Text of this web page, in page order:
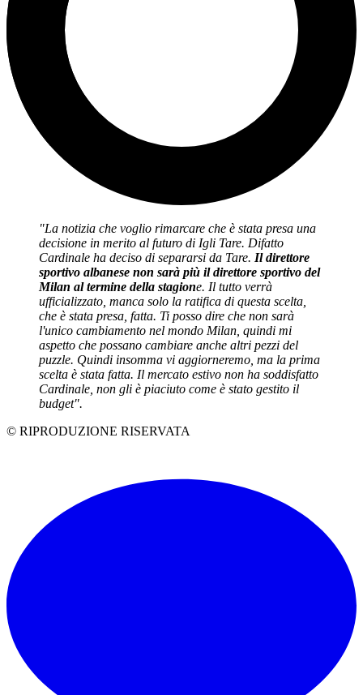
"La notizia che voglio rimarcare che è stata presa una
decisione in merito al futuro di Igli Tare. Difatto
Cardinale ha deciso di separarsi da Tare. Il direttore
sportivo albanese non sarà più il direttore sportivo del
Milan al termine della stagione. Il tutto verrà
ufficializzato, manca solo la ratifica di questa scelta,
che è stata presa, fatta. Ti posso dire che non sarà
l'unico cambiamento nel mondo Milan, quindi mi
aspetto che possano cambiare anche altri pezzi del
puzzle. Quindi insomma vi aggiorneremo, ma la prima
scelta è stata fatta. Il mercato estivo non ha soddisfatto
Cardinale, non gli è piaciuto come è stato gestito il
budget".
© RIPRODUZIONE RISERVATA